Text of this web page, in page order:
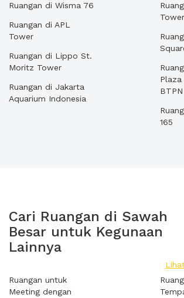
Ruangan di Wisma 76
Ruangan di APL
Tower
Ruangan di Lippo St.
Moritz Tower
Ruangan di Jakarta
Aquarium Indonesia
Tower
BTPN
165
Cari Ruangan di Sawah
Besar untuk Kegunaan
Lainnya
Ruangan untuk
Meeting dengan